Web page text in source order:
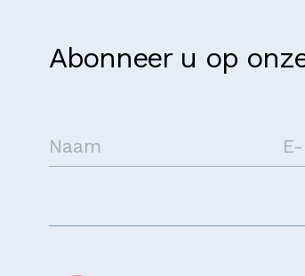
Abonneer u op